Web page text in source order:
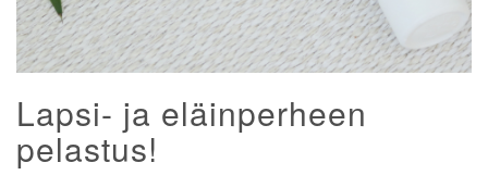
Lapsi- ja eläinperheen
pelastus!